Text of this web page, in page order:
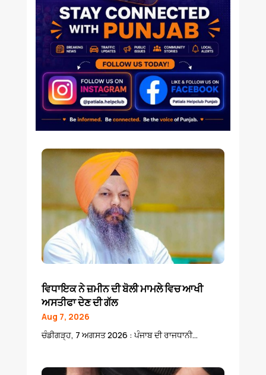
ਵਿਧਾਇਕ ਨੇ ਜ਼ਮੀਨ ਦੀ ਬੋਲੀ ਮਾਮਲੇ ਵਿਚ ਆਖੀ
ਅਸਤੀਫਾ ਦੇਣ ਦੀ ਗੱਲ
Aug 7, 2026
ਚੰਡੀਗੜ੍ਹ, 7 ਅਗਸਤ 2026 : ਪੰਜਾਬ ਦੀ ਰਾਜਧਾਨੀ...